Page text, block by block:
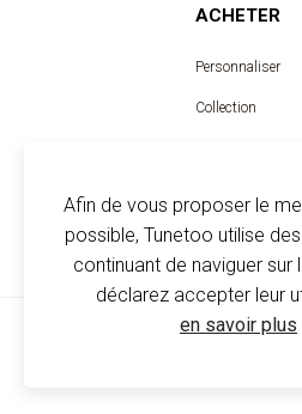
ACHETER
Personnaliser
Collection
Afin de vous proposer le
possible, Tunetoo utilise
continuant de naviguer sur
déclarez accepter leur
en savoir plus